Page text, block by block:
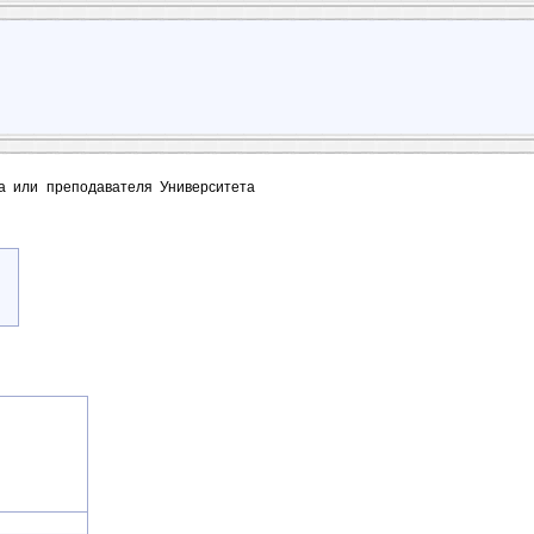
или преподавателя Университета